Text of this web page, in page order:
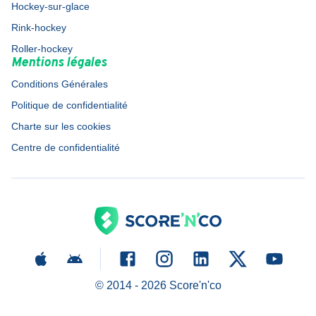
Hockey-sur-glace
Rink-hockey
Roller-hockey
Mentions légales
Conditions Générales
Politique de confidentialité
Charte sur les cookies
Centre de confidentialité
© 2014 - 2026Score'n'co